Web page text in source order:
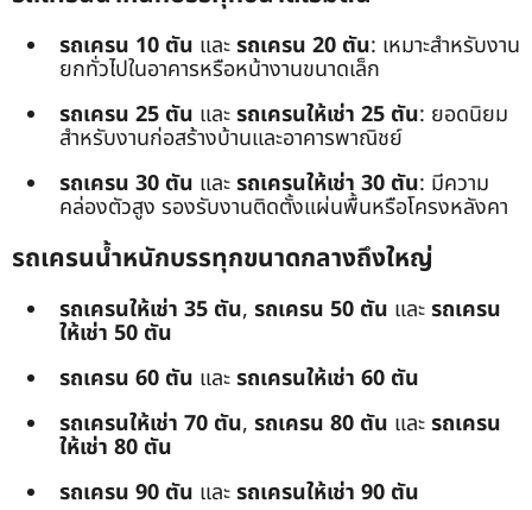
รถเครน 10 ตัน และรถเครน 20 ตัน: เหมาะสำหรับงาน
ยกทั่วไปในอาคารหรือหน้างานขนาดเล็ก
รถเครน 25 ตัน และรถเครนให้เช่า 25 ตัน: ยอดนิยม
สำหรับงานก่อสร้างบ้านและอาคารพาณิชย์
รถเครน 30 ตัน และรถเครนให้เช่า 30 ตัน: มีความ
คล่องตัวสูง รองรับงานติดตั้งแผ่นพื้นหรือโครงหลังคา
รถเครนน้ำหนักบรรทุกขนาดกลางถึงใหญ่
รถเครนให้เช่า 35 ตัน, รถเครน 50 ตัน และรถเครน
ให้เช่า 50 ตัน
รถเครน 60 ตัน และรถเครนให้เช่า 60 ตัน
รถเครนให้เช่า 70 ตัน, รถเครน 80 ตัน และรถเครน
ให้เช่า 80 ตัน
รถเครน 90 ตัน และรถเครนให้เช่า 90 ตัน